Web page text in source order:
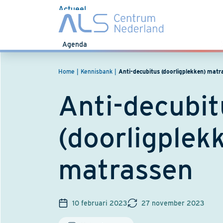
Actueel
Nieuws
Agenda
Home Kennisbank Anti-decubitus (doorligplekken)
Anti-
matrassen
10 februari 2023 27 november 2023